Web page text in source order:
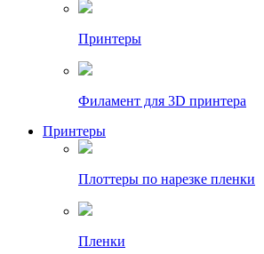
Принтеры
Филамент для 3D принтера
Принтеры
Плоттеры по нарезке пленки
Пленки